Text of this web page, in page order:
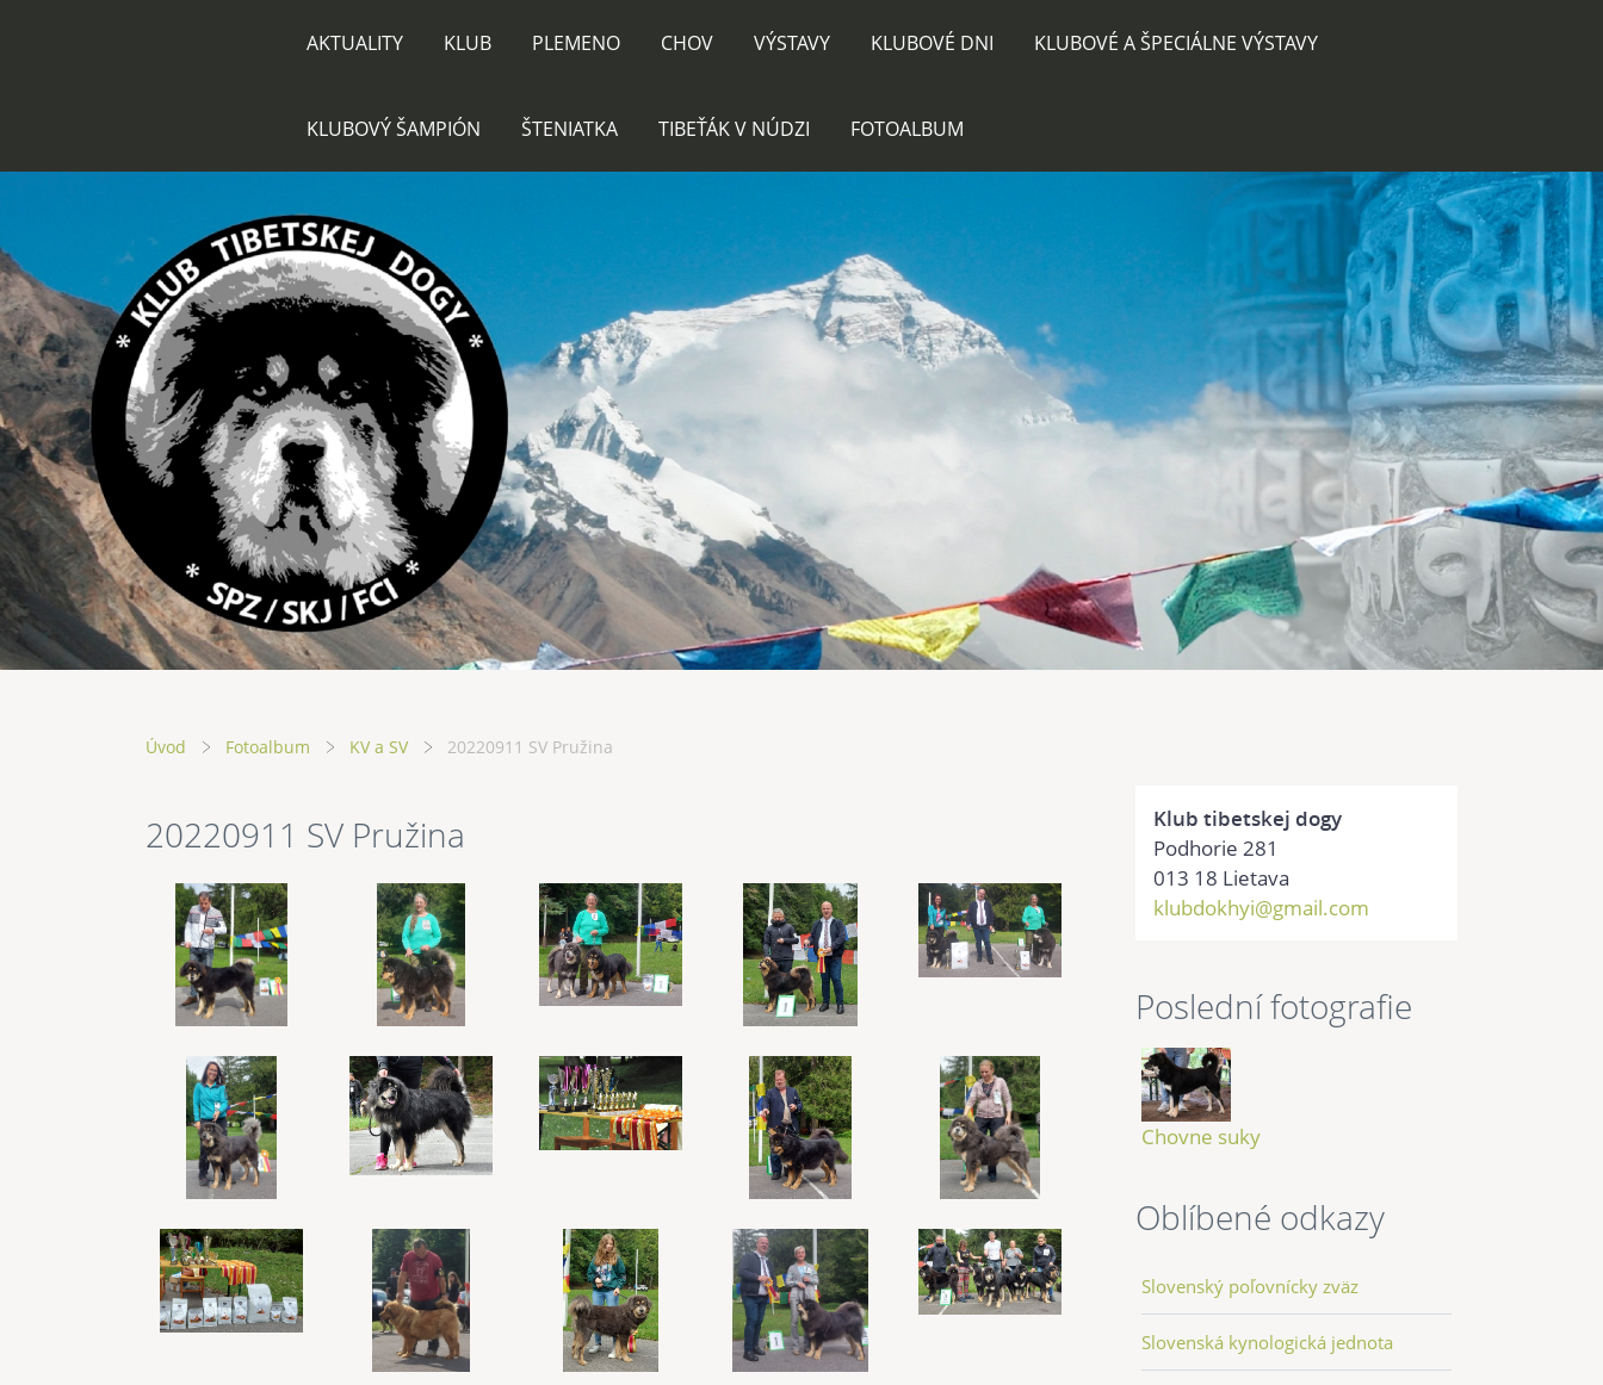
AKTUALITY KLUB PLEMENO CHOV VÝSTAVY KLUBOVÉ DNI KLUBOVÉ A ŠPECIÁLNE VÝSTAVY
KLUBOVÝ ŠAMPIÓN ŠTENIATKA TIBEŤÁK V NÚDZI FOTOALBUM
Úvod Fotoalbum KV a SV 20220911 SV Pružina
20220911 SV Pružina
Klub tibetskej dogy
Podhorie 281
013 18 Lietava
klubdokhyi@gmail.com
Poslední fotografie
Chovne suky
Oblíbené odkazy
Slovenský poľovnícky zväz
Slovenská kynologická jednota